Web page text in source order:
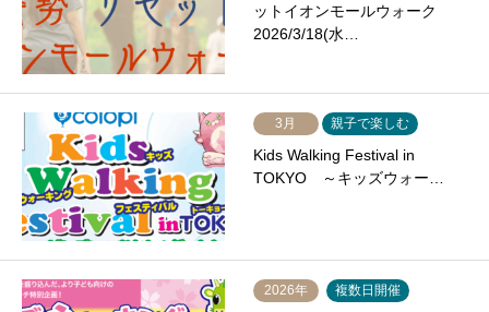
ットイオンモールウォーク
2026/3/18(水…
3月 親子で楽しむ
Kids Walking Festival in
TOKYO ～キッズウォー…
2026年 複数日開催